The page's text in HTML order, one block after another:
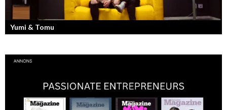
Yumi & Tomu
Läs mer om deras liv som YouTubers och Entreprenörer